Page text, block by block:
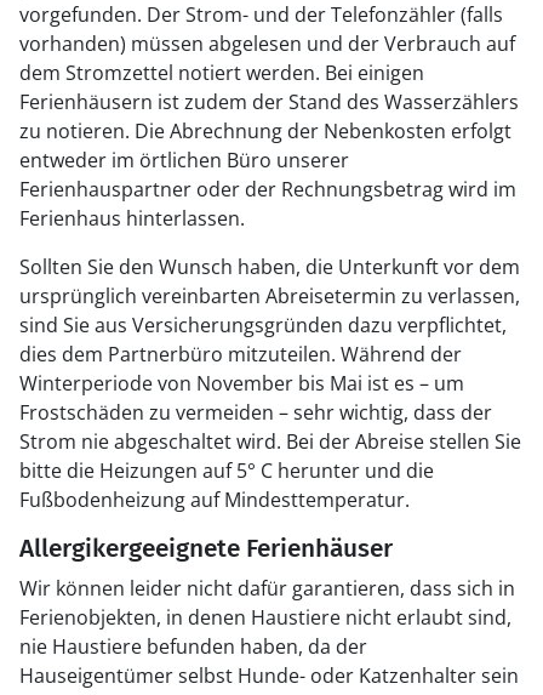
vorgefunden. Der Strom- und der Telefonzähler (falls
vorhanden) müssen abgelesen und der Verbrauch auf
dem Stromzettel notiert werden. Bei einigen
Ferienhäusern ist zudem der Stand des Wasserzählers
zu notieren. Die Abrechnung der Nebenkosten erfolgt
entweder im örtlichen Büro unserer
Ferienhauspartner oder der Rechnungsbetrag wird im
Ferienhaus hinterlassen.
Sollten Sie den Wunsch haben, die Unterkunft vor dem
ursprünglich vereinbarten Abreisetermin zu verlassen,
sind Sie aus Versicherungsgründen dazu verpflichtet,
dies dem Partnerbüro mitzuteilen. Während der
Winterperiode von November bis Mai ist es – um
Frostschäden zu vermeiden – sehr wichtig, dass der
Strom nie abgeschaltet wird. Bei der Abreise stellen Sie
bitte die Heizungen auf 5° C herunter und die
Fußbodenheizung auf Mindesttemperatur.
Allergikergeeignete Ferienhäuser
Wir können leider nicht dafür garantieren, dass sich in
Ferienobjekten, in denen Haustiere nicht erlaubt sind,
nie Haustiere befunden haben, da der
Hauseigentümer selbst Hunde- oder Katzenhalter sein